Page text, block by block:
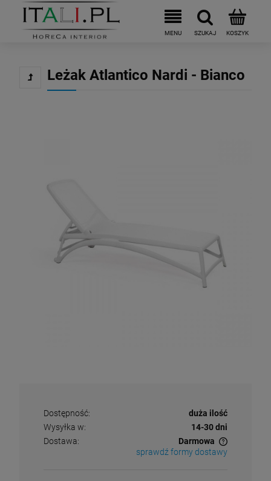
Leżak Atlantico Nardi - Bianco
Dostępność:
duża ilość
Wysyłka w:
14-30 dni
Dostawa:
Darmowa
Cena nie zawiera ewentualnych kosztów płatności
sprawdź formy dostawy